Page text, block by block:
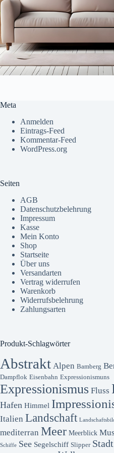
Meta
Anmelden
Eintrags-Feed
Kommentar-Feed
WordPress.org
Seiten
AGB
Datenschutzbelehrung
Impressum
Kasse
Mein Konto
Shop
Startseite
Über uns
Versandarten
Vertrag widerrufen
Warenkorb
Widerrufsbelehrung
Zahlungsarten
Produkt-Schlagwörter
Abstrakt Alpen Bamberg
Dampflok Eisenbahn Expressionismuns
Expressionismus Fluss
Hafen Himmel
Italien Landschaft
mediterran Meer Meerblick
Schiffe See Segelschiff Slipper Stadt